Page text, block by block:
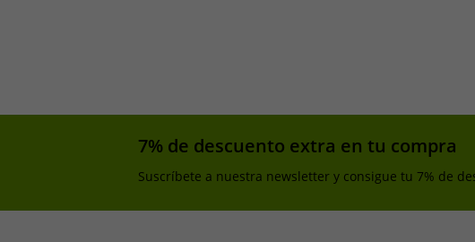
7% de descuento extra en tu compra
Suscríbete a nuestra newsletter y consigue tu 7% de